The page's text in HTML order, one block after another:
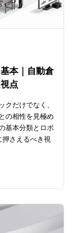
本｜自動倉
点
クだけでなく、
の相性を見極め
基本分類とロボ
さえるべき視